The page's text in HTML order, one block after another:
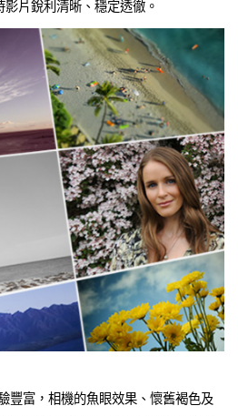
片銳利清晰、穩定透徹。
豐富，相機的魚眼效果、懷舊褐色及